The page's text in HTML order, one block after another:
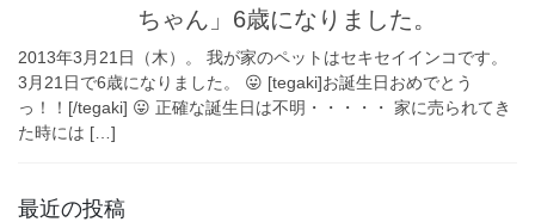
ちゃん」6歳になりました。
2013年3月21日（木）。 我が家のペットはセキセイインコです。
3月21日で6歳になりました。 😛 [tegaki]お誕生日おめでとう
っ！！[/tegaki] 😛 正確な誕生日は不明・・・・・ 家に売られてき
た時には […]
最近の投稿